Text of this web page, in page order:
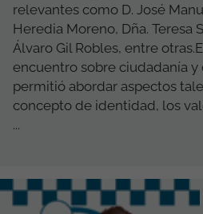
relevantes como D. José
Heredia Moreno, Dña. Teresa
Álvaro Gil Robles, entre
encuentro sobre ciudadanía
permitió abordar aspectos
concepto de identidad, los
...